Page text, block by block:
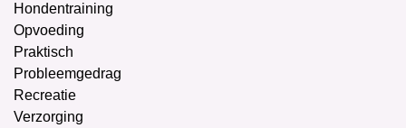
Hondentraining
Opvoeding
Praktisch
Probleemgedrag
Recreatie
Verzorging